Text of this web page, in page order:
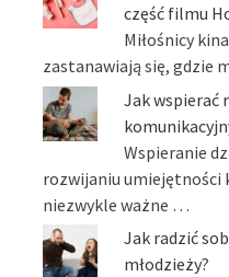
część filmu
Miłośnicy
zastanawiają się, gdzie
Jak wspierać
Wspieranie
rozwijaniu umiejętności
niezwykle ważne …
Jak radzić
młodzieży?